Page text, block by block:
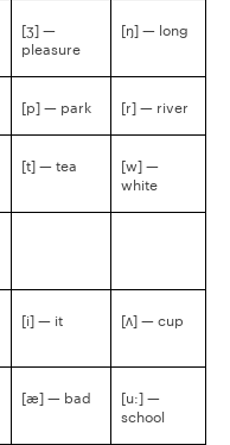
[ʒ] —
pleasure
[ŋ] — long
[p] — park [r] — river
[t] — tea
[w] —
white
[i] — it [ʌ] — cup
[æ] — bad
[u:] —
school